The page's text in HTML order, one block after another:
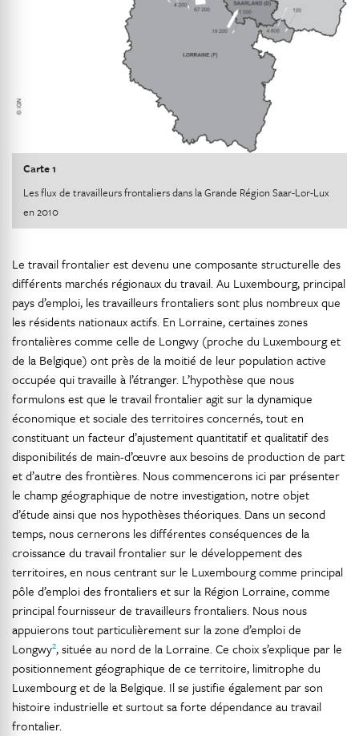
Carte 1
Les flux de travailleurs frontaliers dans la Grande Région Saar-Lor-Lux
en 2010
Le travail frontalier est devenu une composante structurelle des
différents marchés régionaux du travail. Au Luxembourg, principal
pays d’emploi, les travailleurs frontaliers sont plus nombreux que
les résidents nationaux actifs. En Lorraine, certaines zones
frontalières comme celle de Longwy (proche du Luxembourg et
de la Belgique) ont près de la moitié de leur population active
occupée qui travaille à l’étranger. L’hypothèse que nous
formulons est que le travail frontalier agit sur la dynamique
économique et sociale des territoires concernés, tout en
constituant un facteur d’ajustement quantitatif et qualitatif des
disponibilités de main-d’œuvre aux besoins de production de part
et d’autre des frontières. Nous commencerons ici par présenter
le champ géographique de notre investigation, notre objet
d’étude ainsi que nos hypothèses théoriques. Dans un second
temps, nous cernerons les différentes conséquences de la
croissance du travail frontalier sur le développement des
territoires, en nous centrant sur le Luxembourg comme principal
pôle d’emploi des frontaliers et sur la Région Lorraine, comme
principal fournisseur de travailleurs frontaliers. Nous nous
appuierons tout particulièrement sur la zone d’emploi de
Longwy2, située au nord de la Lorraine. Ce choix s’explique par le
positionnement géographique de ce territoire, limitrophe du
Luxembourg et de la Belgique. Il se justifie également par son
histoire industrielle et surtout sa forte dépendance au travail
frontalier.